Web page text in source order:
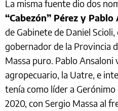
La misma fuente dio dos
“Cabezón” Pérez y Pablo
de Gabinete de Daniel
gobernador de la Provincia
Massa puro. Pablo Ansaloni
agropecuario, la Uatre, e
tenía como líder a Gerónimo
2020, con Sergio Massa al